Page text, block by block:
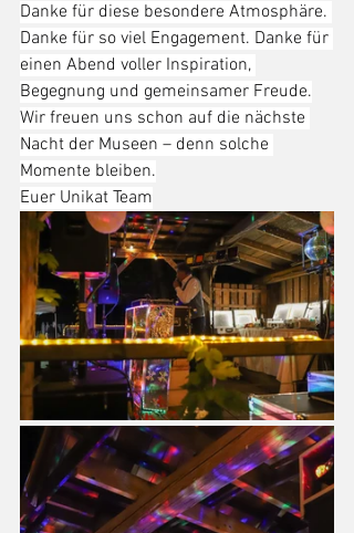
Danke für diese besondere Atmosphäre.
Danke für so viel Engagement. Danke für
einen Abend voller Inspiration,
Begegnung und gemeinsamer Freude.
Wir freuen uns schon auf die nächste
Nacht der Museen – denn solche
Momente bleiben.
Euer Unikat Team